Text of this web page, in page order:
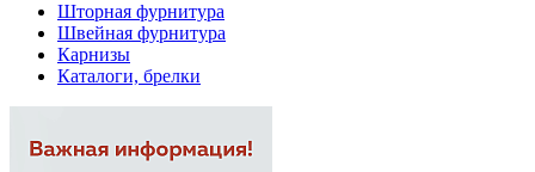
Шторная фурнитура
Швейная фурнитура
Карнизы
Каталоги, брелки